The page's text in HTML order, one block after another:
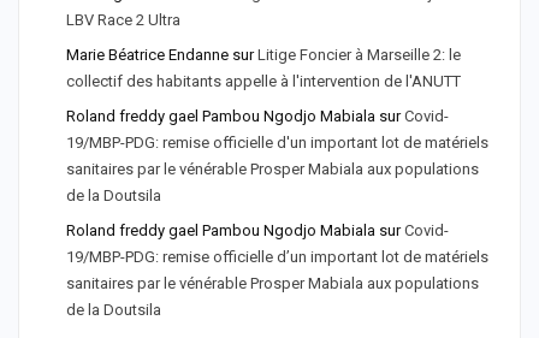
LBV Race 2 Ultra
Marie Béatrice Endanne surLitige Foncier à Marseille 2: le
collectif des habitants appelle à l'intervention de l'ANUTT
Roland freddy gael Pambou Ngodjo Mabiala surCovid-
19/MBP-PDG: remise officielle d'un important lot de matériels
sanitaires par le vénérable Prosper Mabiala aux populations
de la Doutsila
Roland freddy gael Pambou Ngodjo Mabiala surCovid-
19/MBP-PDG: remise officielle d’un important lot de matériels
sanitaires par le vénérable Prosper Mabiala aux populations
de la Doutsila